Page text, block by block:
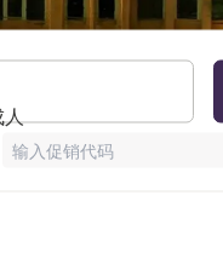
人
输入促销代码